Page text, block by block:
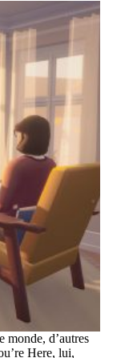
monde, d’autres
Here, lui,